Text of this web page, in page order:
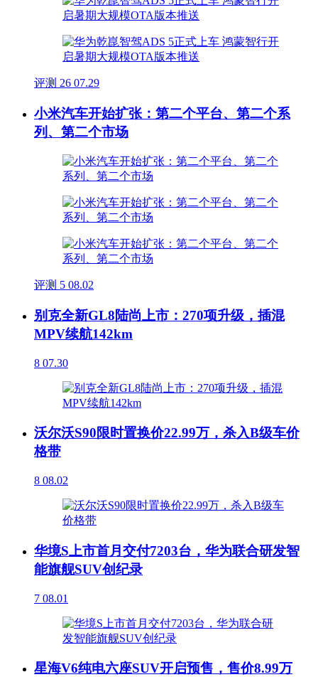
评测 26 07.29
小米汽车开始扩张：第二个平台、第二个系
列、第二个市场
评测 5 08.02
别克全新GL8陆尚上市：270项升级，插混
MPV续航142km
8 07.30
沃尔沃S90限时置换价22.99万，杀入B级车价
格带
8 08.02
华境S上市首月交付7203台，华为联合研发智
能旗舰SUV创纪录
7 08.01
星海V6纯电六座SUV开启预售，售价8.99万